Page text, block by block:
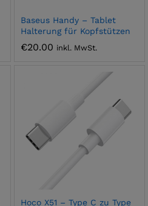
Baseus Handy – Tablet
Halterung für Kopfstützen
€20.00 inkl. MwSt.
Hoco X51 – Type C zu Type